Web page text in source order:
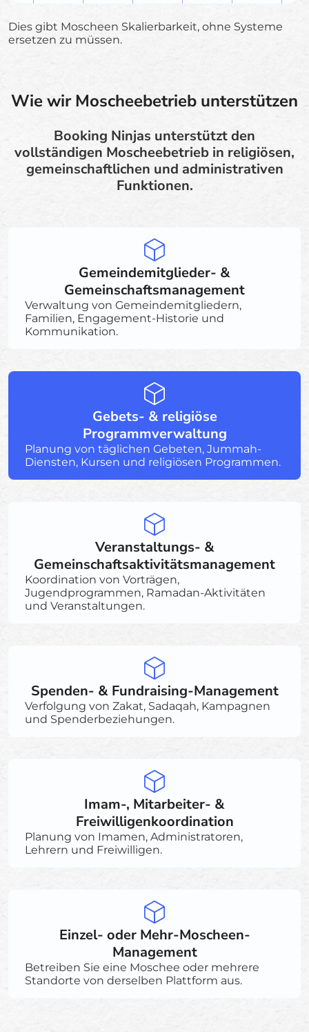
Dies gibt Moscheen Skalierbarkeit, ohne Systeme
ersetzen zu müssen.
Wie wir Moscheebetrieb unterstützen
Booking Ninjas unterstützt den
vollständigen Moscheebetrieb in religiösen,
gemeinschaftlichen und administrativen
Funktionen.
Gemeindemitglieder- &
Gemeinschaftsmanagement
Verwaltung von Gemeindemitgliedern,
Familien, Engagement-Historie und
Kommunikation.
Gebets- & religiöse
Programmverwaltung
Planung von täglichen Gebeten, Jummah-
Diensten, Kursen und religiösen Programmen.
Veranstaltungs- &
Gemeinschaftsaktivitätsmanagement
Koordination von Vorträgen,
Jugendprogrammen, Ramadan-Aktivitäten
und Veranstaltungen.
Spenden- & Fundraising-Management
Verfolgung von Zakat, Sadaqah, Kampagnen
und Spenderbeziehungen.
Imam-, Mitarbeiter- &
Freiwilligenkoordination
Planung von Imamen, Administratoren,
Lehrern und Freiwilligen.
Einzel- oder Mehr-Moscheen-
Management
Betreiben Sie eine Moschee oder mehrere
Standorte von derselben Plattform aus.